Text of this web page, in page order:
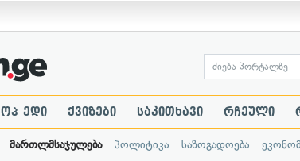
ოპ-ედი ქვიზები საკითხავი რჩეული
მართლმსაჯულება პოლიტიკა საზოგადოება